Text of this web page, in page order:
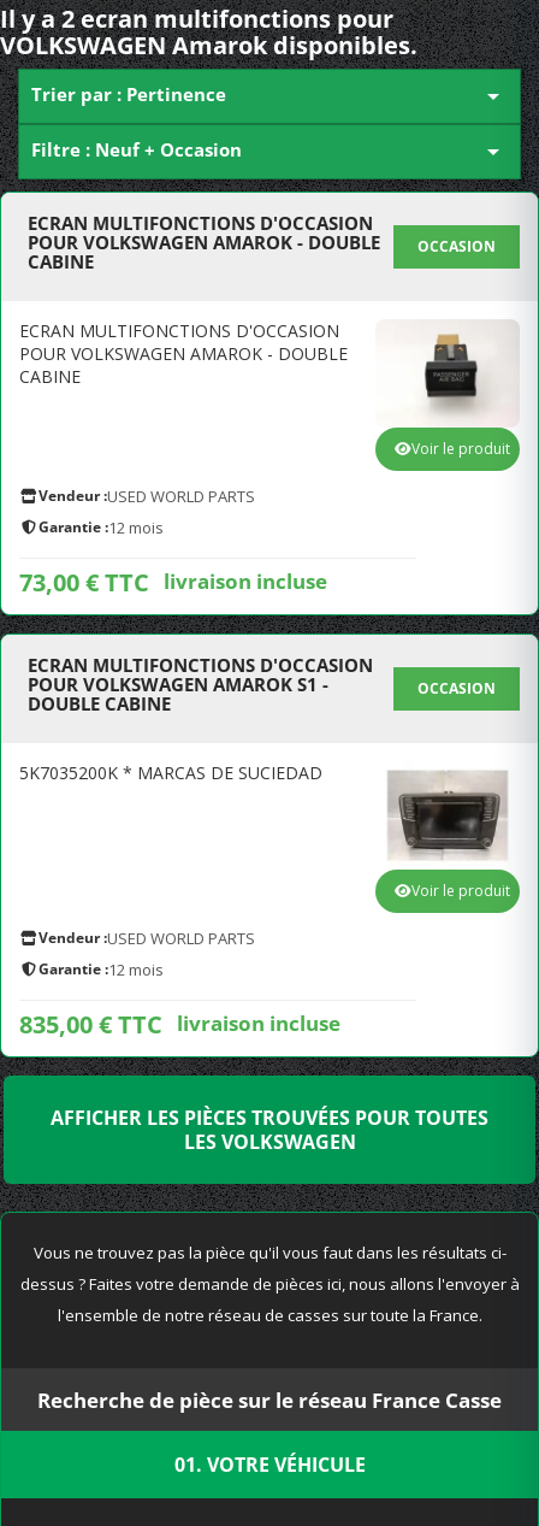
Il y a 2 ecran multifonctions pour
VOLKSWAGEN Amarok disponibles.
Trier par : Pertinence 
Filtre : Neuf + Occasion 
ECRAN MULTIFONCTIONS D'OCCASION
POUR VOLKSWAGEN AMAROK - DOUBLE
CABINE
OCCASION
ECRAN MULTIFONCTIONS D'OCCASION
POUR VOLKSWAGEN AMAROK - DOUBLE
CABINE
Vendeur :USED WORLD PARTS
Garantie :12 mois
73,00 € TTC livraison incluse
Voir le produit
ECRAN MULTIFONCTIONS D'OCCASION
POUR VOLKSWAGEN AMAROK S1 -
DOUBLE CABINE
OCCASION
5K7035200K * MARCAS DE SUCIEDAD
Vendeur :USED WORLD PARTS
Garantie :12 mois
835,00 € TTC livraison incluse
Voir le produit
AFFICHER LES PIÈCES TROUVÉES POUR TOUTES
LES VOLKSWAGEN
Vous ne trouvez pas la pièce qu'il vous faut dans les résultats ci-
dessus ? Faites votre demande de pièces ici, nous allons l'envoyer à
l'ensemble de notre réseau de casses sur toute la France.
Recherche de pièce sur le réseau France Casse
01. VOTRE VÉHICULE